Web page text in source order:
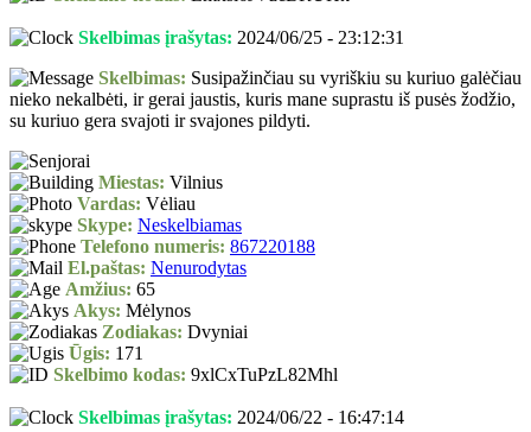
Skelbimas įrašytas: 2024/06/25 - 23:12:31
Skelbimas: Susipažinčiau su vyriškiu su kuriuo galėčiau
nieko nekalbėti, ir gerai jaustis, kuris mane suprastu iš pusės žodžio,
su kuriuo gera svajoti ir svajones pildyti.
Miestas: Vilnius
Vardas: Vėliau
Skype: Neskelbiamas
Telefono numeris: 867220188
El.paštas: Nenurodytas
Amžius: 65
Akys: Mėlynos
Zodiakas: Dvyniai
Ūgis: 171
Skelbimo kodas: 9xlCxTuPzL82Mhl
Skelbimas įrašytas: 2024/06/22 - 16:47:14